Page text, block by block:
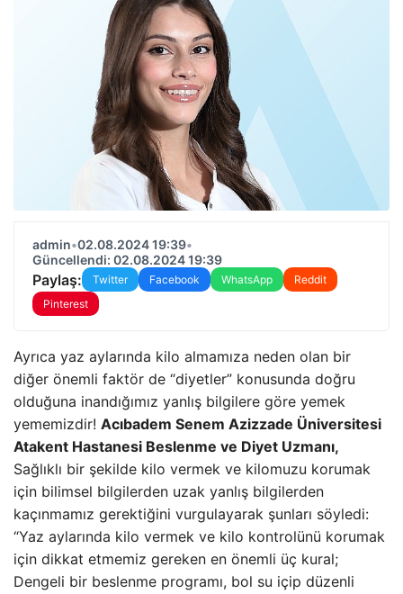
admin•02.08.2024 19:39•
Güncellendi: 02.08.2024 19:39
Paylaş: Twitter Facebook WhatsApp
Reddit
Pinterest
Ayrıca yaz aylarında kilo almamıza neden olan bir
diğer önemli faktör de “diyetler” konusunda doğru
olduğuna inandığımız yanlış bilgilere göre yemek
yememizdir! Acıbadem Senem Azizzade Üniversitesi
Atakent Hastanesi Beslenme ve Diyet Uzmanı,
Sağlıklı bir şekilde kilo vermek ve kilomuzu korumak
için bilimsel bilgilerden uzak yanlış bilgilerden
kaçınmamız gerektiğini vurgulayarak şunları söyledi:
“Yaz aylarında kilo vermek ve kilo kontrolünü korumak
için dikkat etmemiz gereken en önemli üç kural;
Dengeli bir beslenme programı, bol su içip düzenli